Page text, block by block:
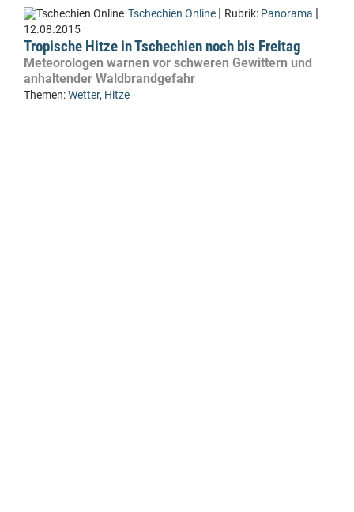
Tschechien Online | Rubrik: Panorama |
12.08.2015
Tropische Hitze in Tschechien noch bis Freitag
Meteorologen warnen vor schweren Gewittern und
anhaltender Waldbrandgefahr
Themen:Wetter, Hitze